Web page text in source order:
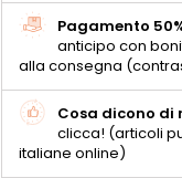
Pagamento
anticipo con
alla consegna
Cosa dicono di
clicca! (articoli
italiane online)